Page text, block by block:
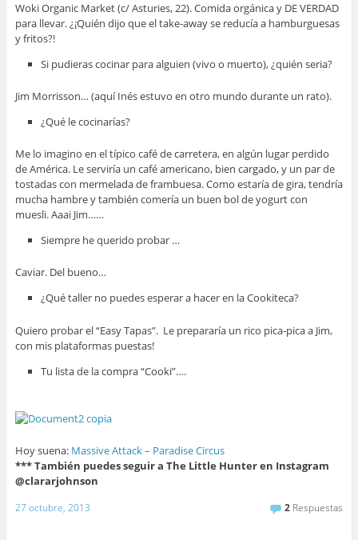
Woki Organic Market (c/ Asturies, 22). Comida orgánica y DE VERDAD
para llevar. ¿¡Quién dijo que el take-away se reducía a hamburguesas
y fritos?!
Si pudieras cocinar para alguien (vivo o muerto), ¿quién seria?
Jim Morrisson… (aquí Inés estuvo en otro mundo durante un rato).
¿Qué le cocinarías?
Me lo imagino en el típico café de carretera, en algún lugar perdido
de América. Le serviría un café americano, bien cargado, y un par de
tostadas con mermelada de frambuesa. Como estaría de gira, tendría
mucha hambre y también comería un buen bol de yogurt con
muesli. Aaai Jim……
Siempre he querido probar …
Caviar. Del bueno…
¿Qué taller no puedes esperar a hacer en la Cookiteca?
Quiero probar el “Easy Tapas”. Le prepararía un rico pica-pica a Jim,
con mis plataformas puestas!
Tu lista de la compra “Cooki”….
Hoy suena: Massive Attack – Paradise Circus
*** También puedes seguir a The Little Hunter en Instagram
@clararjohnson
27 octubre, 2013 2 Respuestas